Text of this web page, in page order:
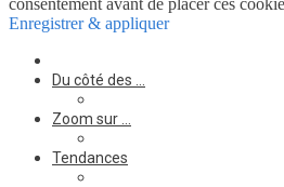
consentement avant de placer ces
Enregistrer & appliquer
Du côté des …
Zoom sur …
Tendances